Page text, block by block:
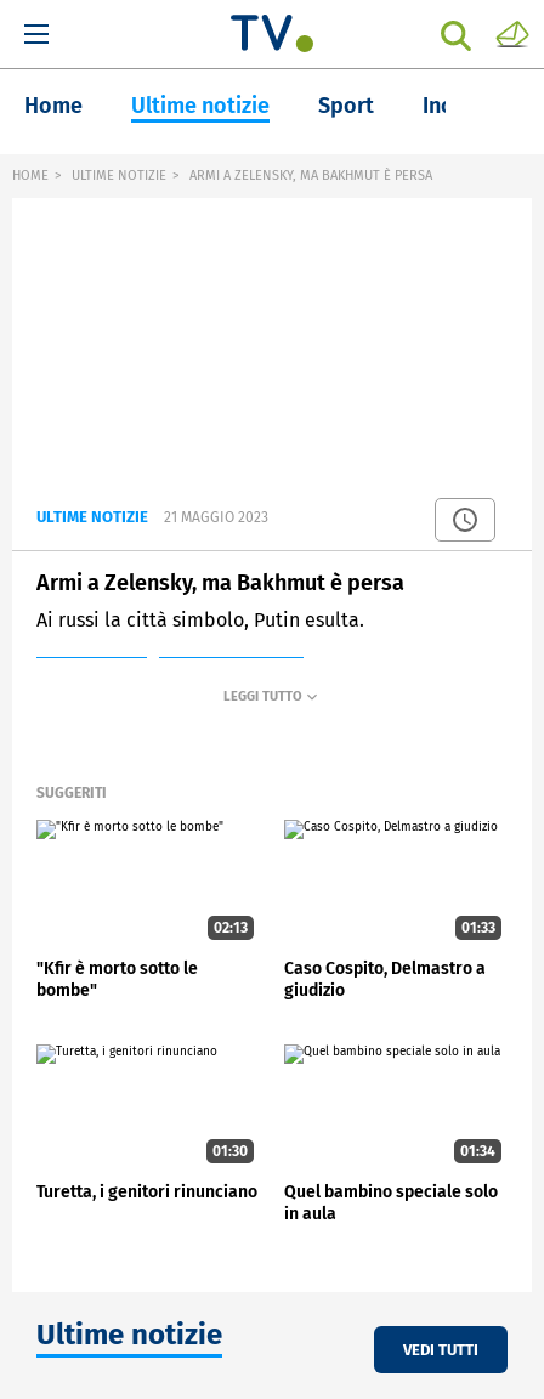
Home Ultime notizie Sport Inchieste
HOME ULTIME NOTIZIE ARMI A ZELENSKY, MA BAKHMUT È PERSA
ULTIME NOTIZIE 21 MAGGIO 2023
Armi a Zelensky, ma Bakhmut è persa
Ai russi la città simbolo, Putin esulta.
SUGGERITI
02:13
"Kfir è morto sotto le
bombe"
01:33
Caso Cospito, Delmastro a
giudizio
01:30
Turetta, i genitori rinunciano
01:34
Quel bambino speciale solo
in aula
Ultime notizie VEDI TUTTI